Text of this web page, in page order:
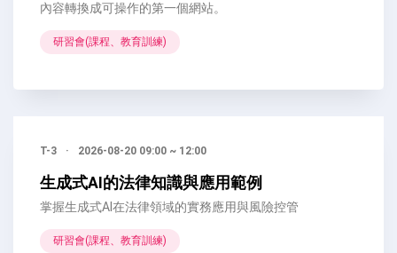
內容轉換成可操作的第一個網站。
研習會(課程、教育訓練)
T-3 · 2026-08-20 09:00 ~ 12:00
生成式AI的法律知識與應用範例
掌握生成式AI在法律領域的實務應用與風險控管
研習會(課程、教育訓練)